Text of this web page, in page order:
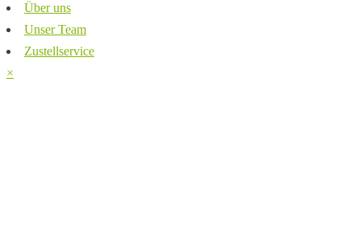
Über uns
Unser Team
Zustellservice
×